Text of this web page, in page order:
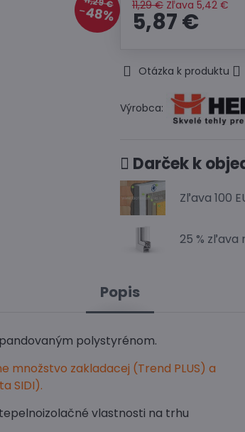
48% 11,29 € Zľava 5,42 €
5,87 €
Otázka k produktu
Výrobca:
Darček k
Zľava 100
25 % zľava
Popis
polystyrénom.
množstvo zakladacej (Trend PLUS) a
SIDI).
tepelnoizolačné vlastnosti na trhu